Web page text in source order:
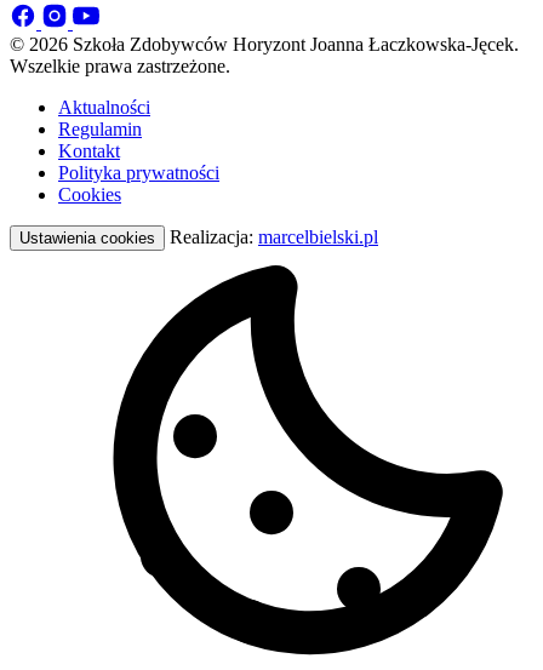
© 2026 Szkoła Zdobywców Horyzont Joanna Łaczkowska-Jęcek.
Wszelkie prawa zastrzeżone.
Aktualności
Regulamin
Kontakt
Polityka prywatności
Cookies
Ustawienia cookies Realizacja: marcelbielski.pl